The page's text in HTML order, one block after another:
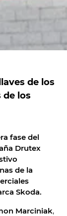
de los
de los
fase del
Drutex
de la
Skoda.
Marciniak,